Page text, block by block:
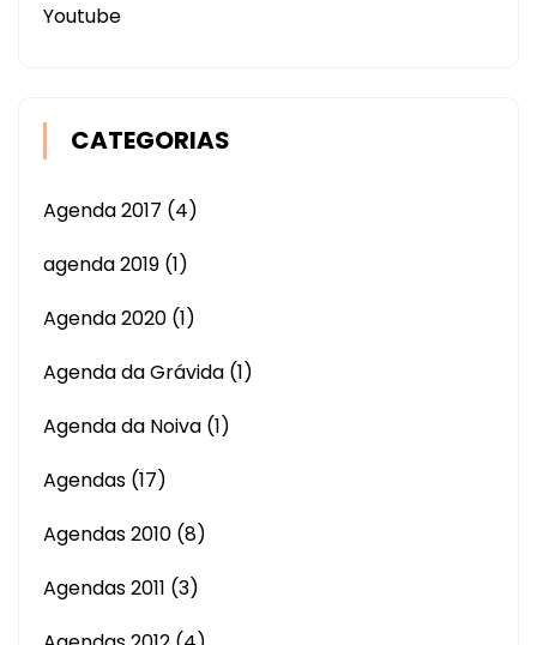
Youtube
CATEGORIAS
Agenda 2017 (4)
agenda 2019 (1)
Agenda 2020 (1)
Agenda da Grávida (1)
Agenda da Noiva (1)
Agendas (17)
Agendas 2010 (8)
Agendas 2011 (3)